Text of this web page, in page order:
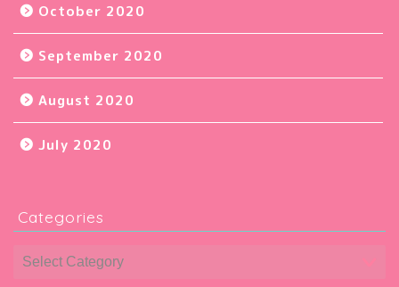
October 2020
September 2020
August 2020
July 2020
Categories